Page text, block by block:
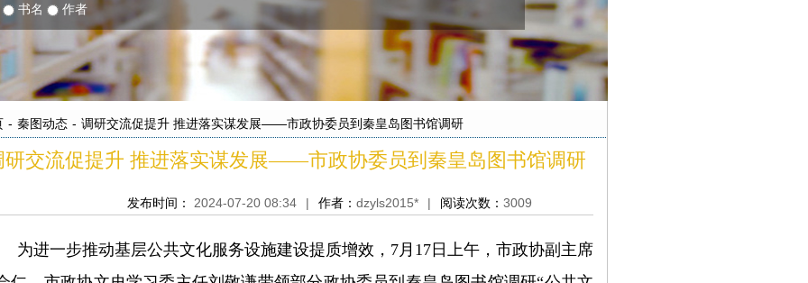
书名 作者
- 秦图动态 - 调研交流促提升 推进落实谋发展——市政协委员到秦皇岛图书馆调研
研交流促提升 推进落实谋发展——市政协委员到秦皇岛图书馆调研
发布时间： 2024-07-20 08:34 | 作者： dzyls2015* | 阅读次数： 3009
为进一步推动基层公共文化服务设施建设提质增效，7月17日上午，市政协副主席